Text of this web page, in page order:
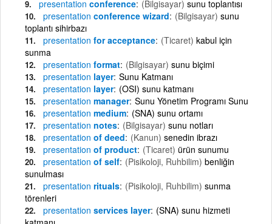
presentation conference (Bilgisayar) sunu toplantısı
presentation conference wizard (Bilgisayar) sunu
toplantı sihirbazı
presentation for acceptance (Ticaret) kabul için
sunma
presentation format (Bilgisayar) sunu biçimi
presentation layer Sunu Katmanı
presentation layer (OSI) sunu katmanı
presentation manager Sunu Yönetim Programı Sunu
presentation medium (SNA) sunu ortamı
presentation notes (Bilgisayar) sunu notları
presentation of deed (Kanun) senedin ibrazı
presentation of product (Ticaret) ürün sunumu
presentation of self (Pisikoloji, Ruhbilim) benliğin
sunulması
presentation rituals (Pisikoloji, Ruhbilim) sunma
törenleri
presentation services layer (SNA) sunu hizmeti